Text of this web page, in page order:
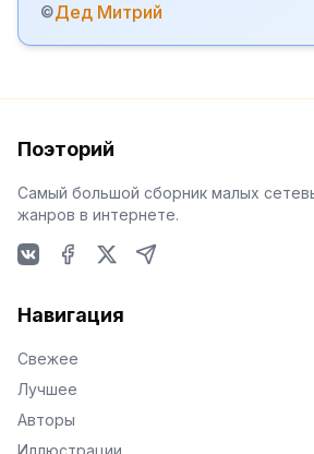
©Дед Митрий
Поэторий
Самый большой сборник малых
жанров в интернете.
Навигация
Свежее
Лучшее
Авторы
Иллюстрации